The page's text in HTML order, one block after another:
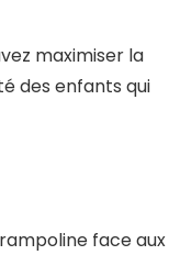
maximiser la
des enfants qui
face aux